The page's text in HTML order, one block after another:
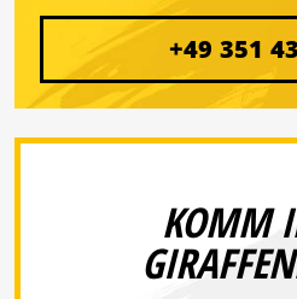
+49 351
KOMM